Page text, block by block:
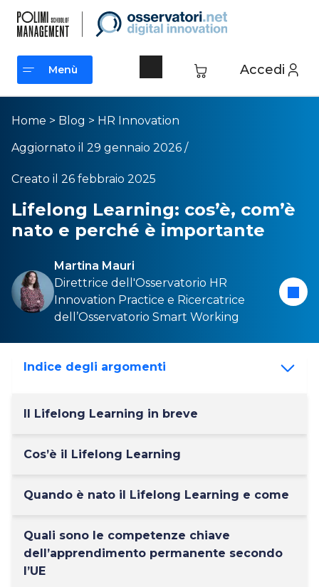
Accedi
Menù
Menù
Home > Blog > HR Innovation
Aggiornato il 29 gennaio 2026 /
Creato il 26 febbraio 2025
Lifelong Learning: cos’è, com’è
nato e perché è importante
Martina Mauri
Direttrice dell'Osservatorio HR
Innovation Practice e Ricercatrice
dell’Osservatorio Smart Working
Indice degli argomenti
Il Lifelong Learning in breve
Cos’è il Lifelong Learning
Quando è nato il Lifelong Learning e come
Quali sono le competenze chiave
dell’apprendimento permanente secondo
l’UE